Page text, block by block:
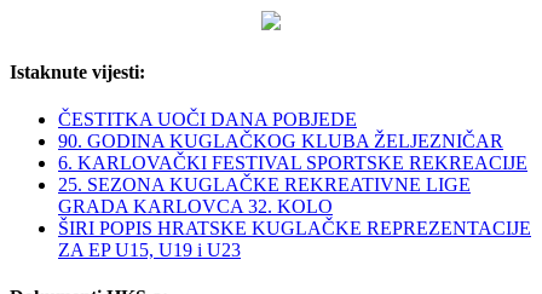
Istaknute vijesti:
ČESTITKA UOČI DANA POBJEDE
90. GODINA KUGLAČKOG KLUBA ŽELJEZNIČAR
6. KARLOVAČKI FESTIVAL SPORTSKE REKREACIJE
25. SEZONA KUGLAČKE REKREATIVNE LIGE
GRADA KARLOVCA 32. KOLO
ŠIRI POPIS HRATSKE KUGLAČKE REPREZENTACIJE
ZA EP U15, U19 i U23